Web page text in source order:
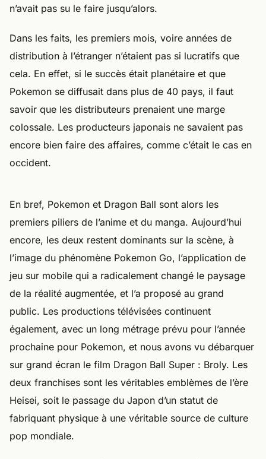
n’avait pas su le faire jusqu’alors.
Dans les faits, les premiers mois, voire années de
distribution à l’étranger n’étaient pas si lucratifs que
cela. En effet, si le succès était planétaire et que
Pokemon se diffusait dans plus de 40 pays, il faut
savoir que les distributeurs prenaient une marge
colossale. Les producteurs japonais ne savaient pas
encore bien faire des affaires, comme c’était le cas en
occident.
En bref, Pokemon et Dragon Ball sont alors les
premiers piliers de l’anime et du manga. Aujourd’hui
encore, les deux restent dominants sur la scène, à
l’image du phénomène Pokemon Go, l’application de
jeu sur mobile qui a radicalement changé le paysage
de la réalité augmentée, et l’a proposé au grand
public. Les productions télévisées continuent
également, avec un long métrage prévu pour l’année
prochaine pour Pokemon, et nous avons vu débarquer
sur grand écran le film Dragon Ball Super : Broly. Les
deux franchises sont les véritables emblèmes de l’ère
Heisei, soit le passage du Japon d’un statut de
fabriquant physique à une véritable source de culture
pop mondiale.